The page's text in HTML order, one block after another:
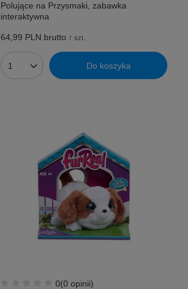
Polujące na Przysmaki, zabawka
interaktywna
64,99 PLN brutto / szt.
Do koszyka
0(0 opinii)